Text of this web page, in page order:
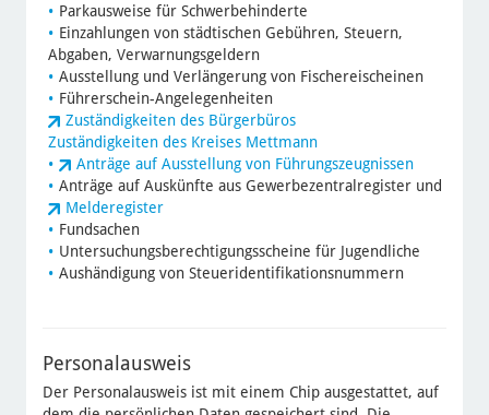
Parkausweise für Schwerbehinderte
Einzahlungen von städtischen Gebühren, Steuern,
Abgaben, Verwarnungsgeldern
Ausstellung und Verlängerung von Fischereischeinen
Führerschein-Angelegenheiten
Zuständigkeiten des Bürgerbüros
Zuständigkeiten des Kreises Mettmann
Anträge auf Ausstellung von Führungszeugnissen
Anträge auf Auskünfte aus Gewerbezentralregister und
Melderegister
Fundsachen
Untersuchungsberechtigungsscheine für Jugendliche
Aushändigung von Steueridentifikationsnummern
Personalausweis
Der Personalausweis ist mit einem Chip ausgestattet, auf